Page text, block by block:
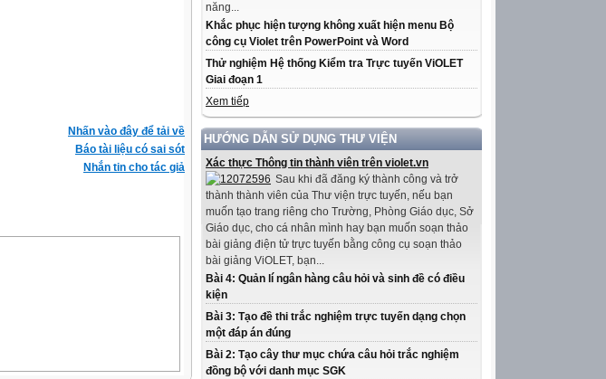
năng...
Khắc phục hiện tượng không xuất hiện menu Bộ
công cụ Violet trên PowerPoint và Word
Thử nghiệm Hệ thống Kiểm tra Trực tuyến ViOLET
Giai đoạn 1
Xem tiếp
HƯỚNG DẪN SỬ DỤNG THƯ VIỆN
Xác thực Thông tin thành viên trên violet.vn
Sau khi đã đăng ký thành công và trở
thành thành viên của Thư viện trực tuyến, nếu bạn
muốn tạo trang riêng cho Trường, Phòng Giáo dục, Sở
Giáo dục, cho cá nhân mình hay bạn muốn soạn thảo
bài giảng điện tử trực tuyến bằng công cụ soạn thảo
bài giảng ViOLET, bạn...
Bài 4: Quản lí ngân hàng câu hỏi và sinh đề có điều
kiện
Bài 3: Tạo đề thi trắc nghiệm trực tuyến dạng chọn
một đáp án đúng
Bài 2: Tạo cây thư mục chứa câu hỏi trắc nghiệm
đồng bộ với danh mục SGK
Nhấn vào đây để tải về
Báo tài liệu có sai sót
Nhắn tin cho tác giả